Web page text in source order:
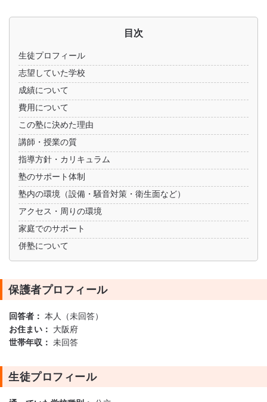
目次
生徒プロフィール
志望していた学校
成績について
費用について
この塾に決めた理由
講師・授業の質
指導方針・カリキュラム
塾のサポート体制
塾内の環境（設備・騒音対策・衛生面など）
アクセス・周りの環境
家庭でのサポート
併塾について
保護者プロフィール
回答者： 本人（未回答）
お住まい： 大阪府
世帯年収： 未回答
生徒プロフィール